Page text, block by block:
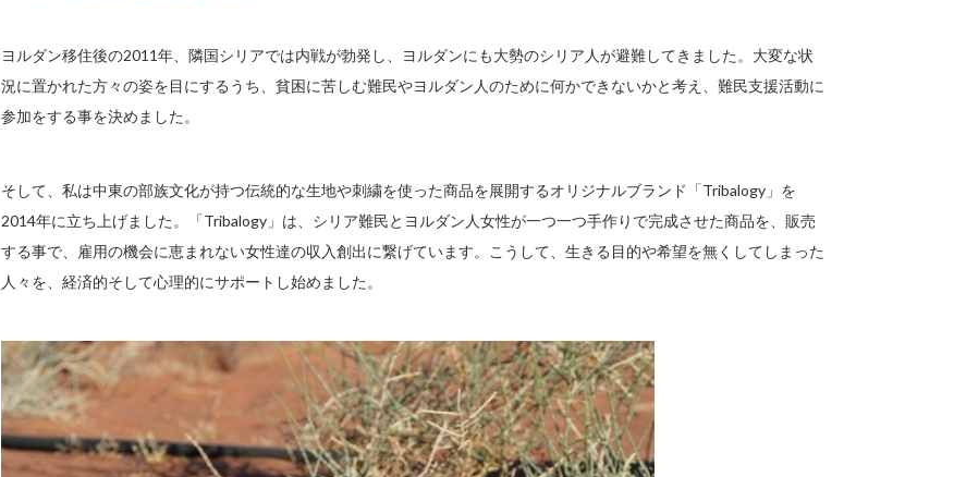
ヨルダン移住後の2011年、隣国シリアでは内戦が勃発し、ヨルダンにも大勢のシリア人が避難してきました。大変な状
況に置かれた方々の姿を目にするうち、貧困に苦しむ難民やヨルダン人のために何かできないかと考え、難民支援活動に
参加をする事を決めました。
そして、私は中東の部族文化が持つ伝統的な生地や刺繍を使った商品を展開するオリジナルブランド「Tribalogy」を
2014年に立ち上げました。「Tribalogy」は、シリア難民とヨルダン人女性が一つ一つ手作りで完成させた商品を、販売
する事で、雇用の機会に恵まれない女性達の収入創出に繋げています。こうして、生きる目的や希望を無くしてしまった
人々を、経済的そして心理的にサポートし始めました。